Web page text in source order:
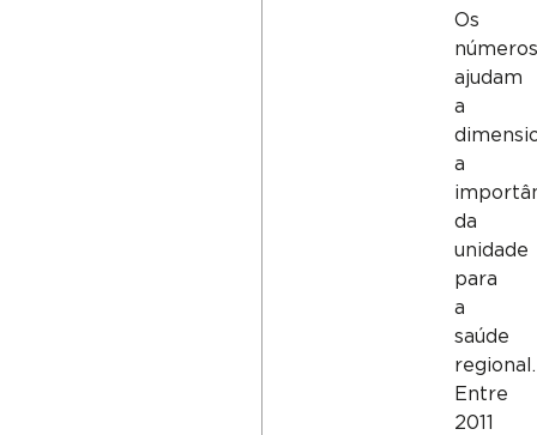
Os
números
ajudam
a
a
da
unidade
para
a
saúde
regional.
Entre
2011